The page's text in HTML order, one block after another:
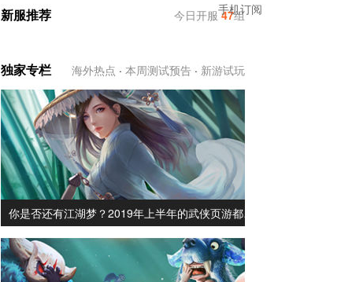
手机订阅
新服推荐 今日开服47组
独家专栏 海外热点 · 本周测试预告 · 新游试玩
你是否还有江湖梦？2019年上半年的武侠页游都…